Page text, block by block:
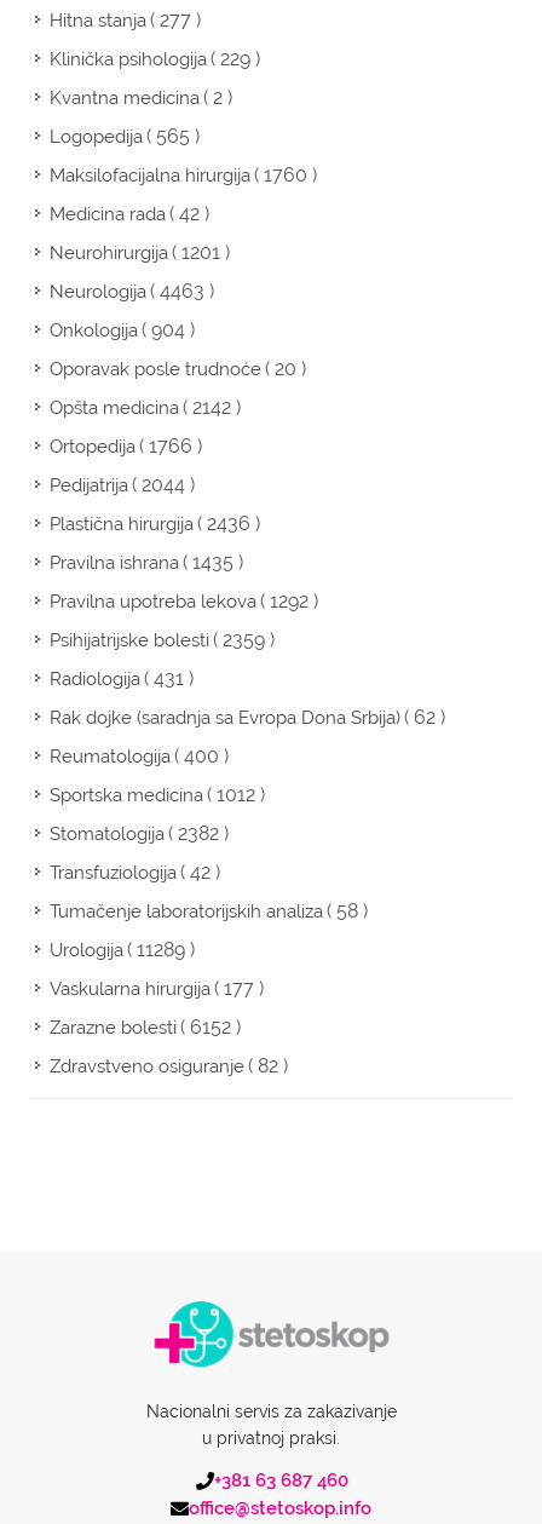
Hitna stanja( 277 )
Klinička psihologija( 229 )
Kvantna medicina( 2 )
Logopedija( 565 )
Maksilofacijalna hirurgija( 1760 )
Medicina rada( 42 )
Neurohirurgija( 1201 )
Neurologija( 4463 )
Onkologija( 904 )
Oporavak posle trudnoće( 20 )
Opšta medicina( 2142 )
Ortopedija( 1766 )
Pedijatrija( 2044 )
Plastična hirurgija( 2436 )
Pravilna ishrana( 1435 )
Pravilna upotreba lekova( 1292 )
Psihijatrijske bolesti( 2359 )
Radiologija( 431 )
Rak dojke (saradnja sa Evropa Dona Srbija)( 62 )
Reumatologija( 400 )
Sportska medicina( 1012 )
Stomatologija( 2382 )
Transfuziologija( 42 )
Tumačenje laboratorijskih analiza( 58 )
Urologija( 11289 )
Vaskularna hirurgija( 177 )
Zarazne bolesti( 6152 )
Zdravstveno osiguranje( 82 )
Nacionalni servis za zakazivanje
u privatnoj praksi.
+381 63 687 460
office@stetoskop.info